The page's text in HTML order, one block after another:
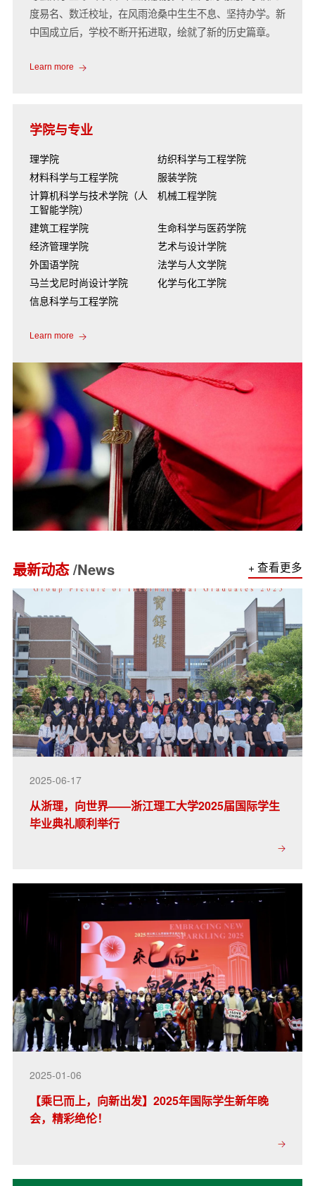
度易名、数迁校址，在风雨沧桑中生生不息、坚持办学。新
中国成立后，学校不断开拓进取，绘就了新的历史篇章。
Learn more
学院与专业
理学院
纺织科学与工程学院
材料科学与工程学院
服装学院
计算机科学与技术学院（人
工智能学院）
机械工程学院
建筑工程学院
生命科学与医药学院
经济管理学院
艺术与设计学院
外国语学院
法学与人文学院
马兰戈尼时尚设计学院
化学与化工学院
信息科学与工程学院
Learn more
最新动态/News + 查看更多
2025-06-17
从浙理，向世界——浙江理工大学2025届国际学生
毕业典礼顺利举行
2025-01-06
【乘巳而上，向新出发】2025年国际学生新年晚
会，精彩绝伦！